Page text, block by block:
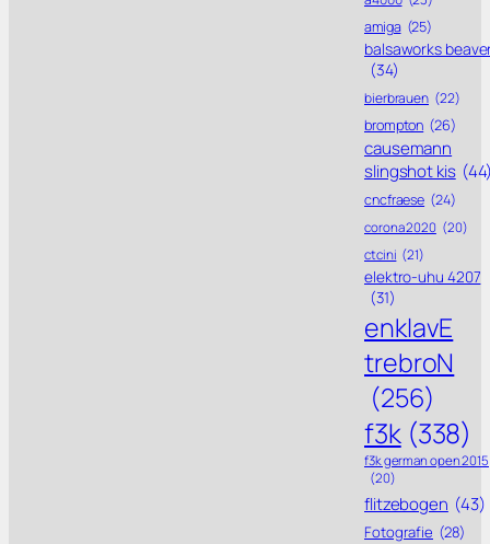
amiga (25)
balsaworks
(34)
bierbrauen (22)
brompton (26)
causemann
slingshot kis
cncfraese (24)
corona 2020 (20)
ctcini (21)
elektro-uhu 4207
(31)
enklavE
trebroN
(256)
f3k (338)
f3k german open 2015
(20)
flitzebogen (43)
Fotografie (28)